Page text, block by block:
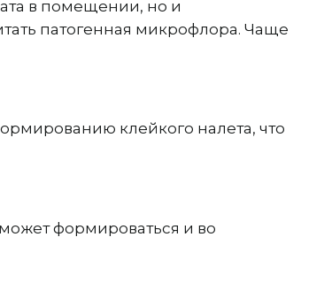
в помещении, но и
патогенная микрофлора. Чаще
клейкого налета, что
формироваться и во